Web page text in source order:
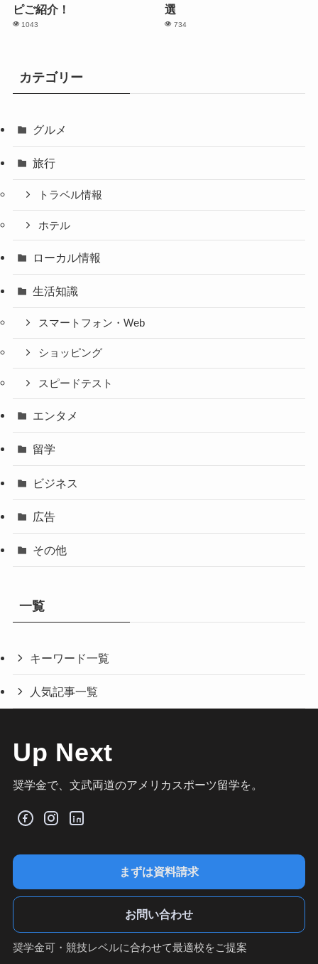
ピご紹介！
1043
選
734
カテゴリー
グルメ
旅行
トラベル情報
ホテル
ローカル情報
生活知識
スマートフォン・Web
ショッピング
スピードテスト
エンタメ
留学
ビジネス
広告
その他
一覧
キーワード一覧
人気記事一覧
Up Next
奨学金で、文武両道のアメリカスポーツ留学を。
まずは資料請求
お問い合わせ
奨学金可・競技レベルに合わせて最適校をご提案